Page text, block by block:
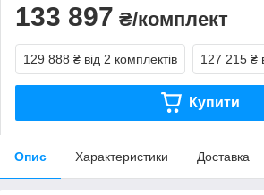
133 897 ₴/комплект
129 888 ₴ від 2 комплектів 127 215 ₴
Купити
Опис Характеристики Доставка